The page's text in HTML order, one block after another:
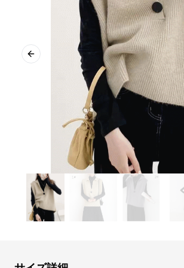
Previous slide